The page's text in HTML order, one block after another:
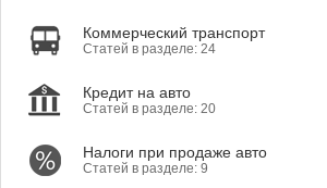
Коммерческий транспорт
Статей в разделе: 24
Кредит на авто
Статей в разделе: 20
Налоги при продаже авто
Статей в разделе: 9